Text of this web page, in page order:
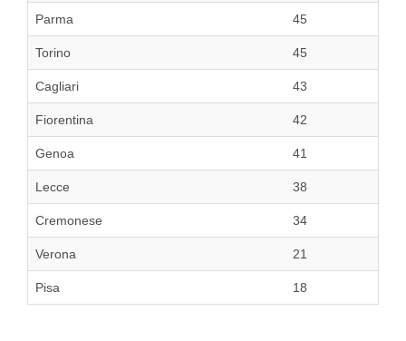
Parma 45
Torino 45
Cagliari 43
Fiorentina 42
Genoa 41
Lecce 38
Cremonese 34
Verona 21
Pisa 18